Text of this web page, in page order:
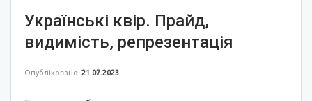
Українські квір. Прайд,
видимість, репрезентація
Опубліковано 21.07.2023